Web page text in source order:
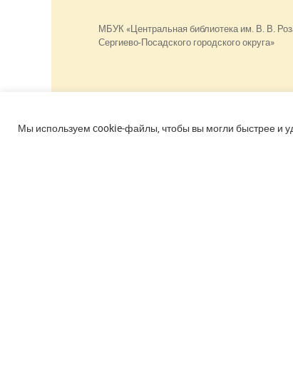
Мы используем cookie‑файлы, чтобы вы могли быстрее и
МБУК «Центральная библиотека им. В. В.
Сергиево-Посадского городского округа»